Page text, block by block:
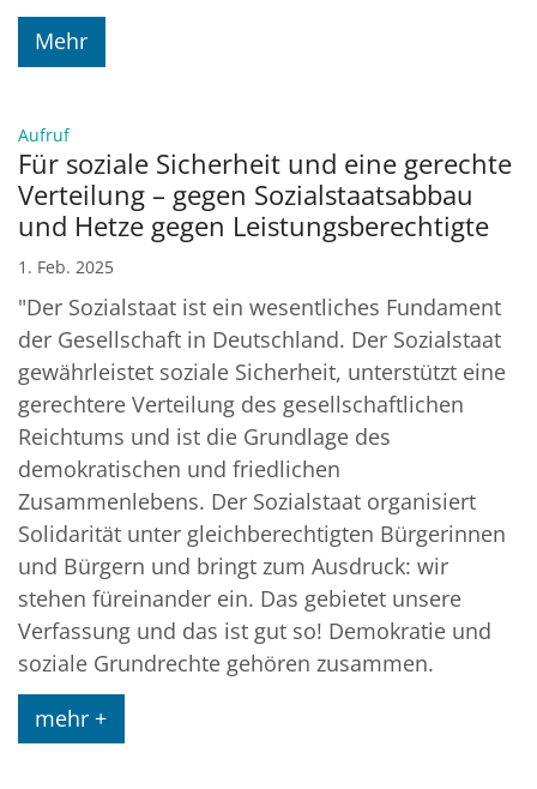
Mehr
Aufruf:
Für soziale Sicherheit und eine gerechte
Verteilung – gegen Sozialstaatsabbau
und Hetze gegen Leistungsberechtigte
1. Feb. 2025
"Der Sozialstaat ist ein wesentliches Fundament
der Gesellschaft in Deutschland. Der Sozialstaat
gewährleistet soziale Sicherheit, unterstützt eine
gerechtere Verteilung des gesellschaftlichen
Reichtums und ist die Grundlage des
demokratischen und friedlichen
Zusammenlebens. Der Sozialstaat organisiert
Solidarität unter gleichberechtigten Bürgerinnen
und Bürgern und bringt zum Ausdruck: wir
stehen füreinander ein. Das gebietet unsere
Verfassung und das ist gut so! Demokratie und
soziale Grundrechte gehören zusammen.
mehr +